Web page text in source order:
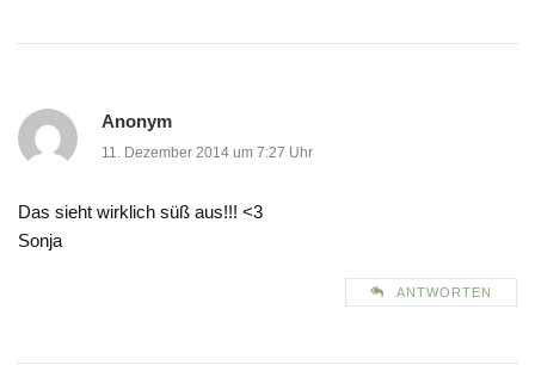
Anonym
11. Dezember 2014 um 7:27 Uhr
Das sieht wirklich süß aus!!! <3
Sonja
ANTWORTEN